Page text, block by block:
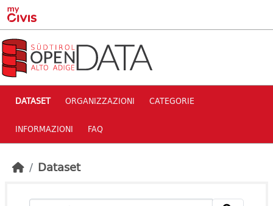
Skip to main content
DATASET ORGANIZZAZIONI CATEGORIE
INFORMAZIONI FAQ
Dataset